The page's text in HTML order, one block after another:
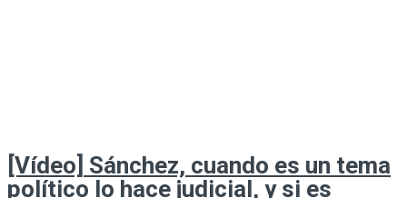
[Vídeo] Sánchez, cuando es un tema
político lo hace judicial, y si es